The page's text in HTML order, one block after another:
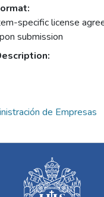
specific license
submission
de Empresas